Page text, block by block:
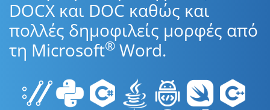
DOCX και DOC καθώς και
πολλές δημοφιλείς μορφές από
τη Microsoft® Word.